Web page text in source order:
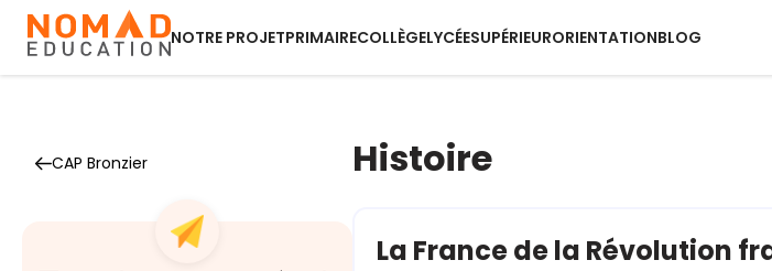
NOTRE PROJETPRIMAIRECOLLÈGELYCÉESUPÉRIEURORIENTATIONBLOG
CAP Bronzier Histoire
La France de la Révolution